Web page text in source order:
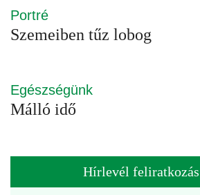
Portré
Szemeiben tűz lobog
Egészségünk
Málló idő
Hírlevél feliratkozás